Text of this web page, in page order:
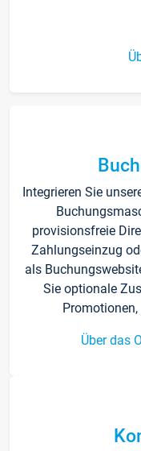
Integrieren Sie
provisionsfreie
Zahlungseinzug
als
Sie optionale
Über das